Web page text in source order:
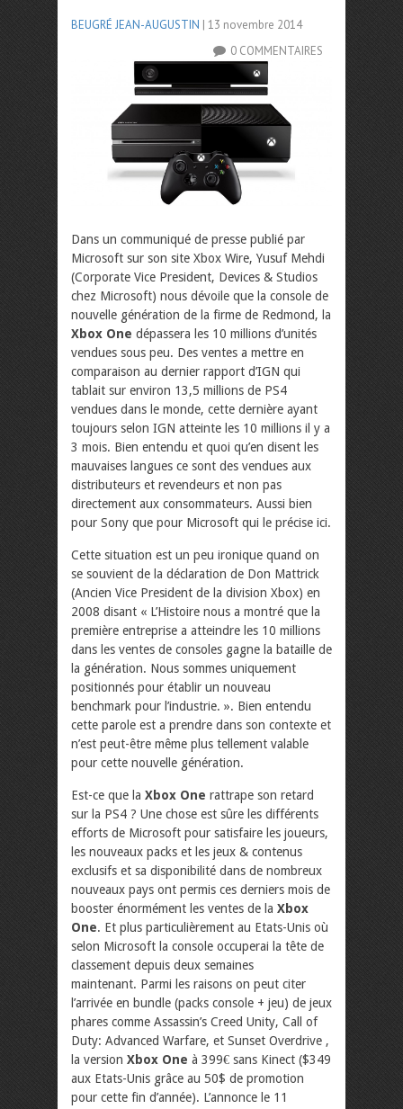
BEUGRÉ JEAN-AUGUSTIN | 13 novembre 2014
0 COMMENTAIRES
Dans un communiqué de presse publié par
Microsoft sur son site Xbox Wire, Yusuf Mehdi
(Corporate Vice President, Devices & Studios
chez Microsoft) nous dévoile que la console de
nouvelle génération de la firme de Redmond, la
Xbox One dépassera les 10 millions d’unités
vendues sous peu. Des ventes a mettre en
comparaison au dernier rapport d’IGN qui
tablait sur environ 13,5 millions de PS4
vendues dans le monde, cette dernière ayant
toujours selon IGN atteinte les 10 millions il y a
3 mois. Bien entendu et quoi qu’en disent les
mauvaises langues ce sont des vendues aux
distributeurs et revendeurs et non pas
directement aux consommateurs. Aussi bien
pour Sony que pour Microsoft qui le précise ici.
Cette situation est un peu ironique quand on
se souvient de la déclaration de Don Mattrick
(Ancien Vice President de la division Xbox) en
2008 disant « L’Histoire nous a montré que la
première entreprise a atteindre les 10 millions
dans les ventes de consoles gagne la bataille de
la génération. Nous sommes uniquement
positionnés pour établir un nouveau
benchmark pour l’industrie. ». Bien entendu
cette parole est a prendre dans son contexte et
n’est peut-être même plus tellement valable
pour cette nouvelle génération.
Est-ce que la Xbox One rattrape son retard
sur la PS4 ? Une chose est sûre les différents
efforts de Microsoft pour satisfaire les joueurs,
les nouveaux packs et les jeux & contenus
exclusifs et sa disponibilité dans de nombreux
nouveaux pays ont permis ces derniers mois de
booster énormément les ventes de la Xbox
One. Et plus particulièrement au Etats-Unis où
selon Microsoft la console occuperai la tête de
classement depuis deux semaines
maintenant. Parmi les raisons on peut citer
l’arrivée en bundle (packs console + jeu) de jeux
phares comme Assassin’s Creed Unity, Call of
Duty: Advanced Warfare, et Sunset Overdrive ,
la version Xbox One à 399€ sans Kinect ($349
aux Etats-Unis grâce au 50$ de promotion
pour cette fin d’année). L’annonce le 11